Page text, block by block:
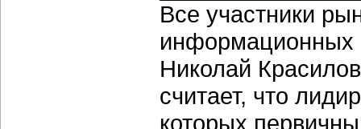
Все участники
информационных
Николай
считает, что
которых